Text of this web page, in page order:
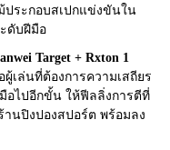
ประกอบสเปกแข่งขันใน
ดับฝีมือ
Target + Rxton 1
เล่นที่ต้องการความเสถียร
อไปอีกขั้น ให้ฟีลลิ่งการตีที่
านปิงปองสปอร์ต พร้อมลง